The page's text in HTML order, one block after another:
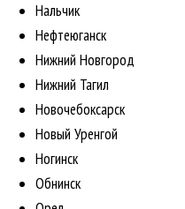
Нальчик
Нефтеюганск
Нижний Новгород
Нижний Тагил
Новочебоксарск
Новый Уренгой
Ногинск
Обнинск